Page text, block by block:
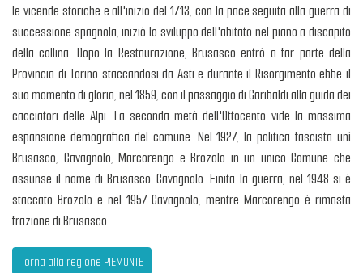
le vicende storiche e all'inizio del 1713, con la pace seguita alla guerra di
successione spagnola, iniziò lo sviluppo dell'abitato nel piano a discapito
della collina. Dopo la Restaurazione, Brusasco entrò a far parte della
Provincia di Torino staccandosi da Asti e durante il Risorgimento ebbe il
suo momento di gloria, nel 1859, con il passaggio di Garibaldi alla guida dei
cacciatori delle Alpi. La seconda metà dell'Ottocento vide la massima
espansione demografica del comune. Nel 1927, la politica fascista unì
Brusasco, Cavagnolo, Marcorengo e Brozolo in un unico Comune che
assunse il nome di Brusasco-Cavagnolo. Finita la guerra, nel 1948 si è
staccato Brozolo e nel 1957 Cavagnolo, mentre Marcorengo è rimasta
frazione di Brusasco.
Torna alla regione PIEMONTE